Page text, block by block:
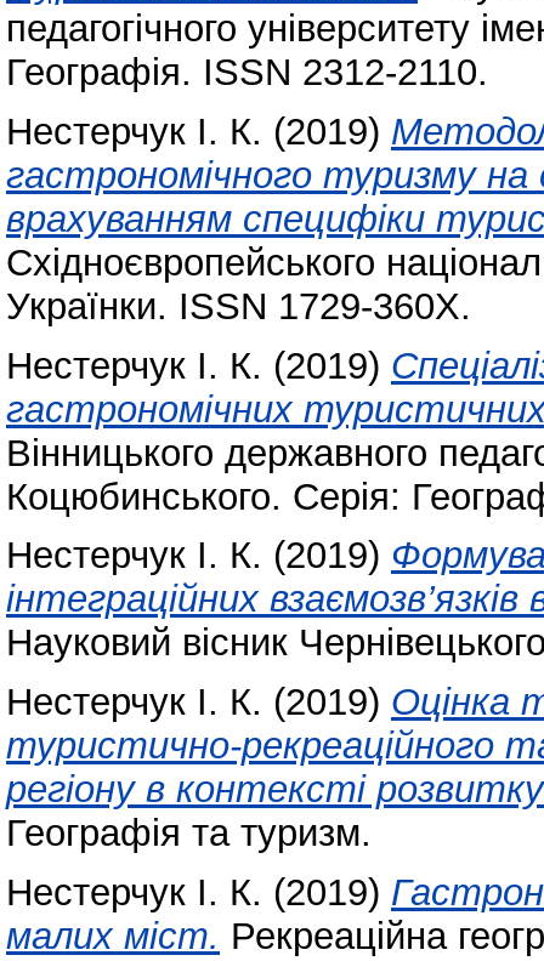
педагогічного університету
Географія. ISSN 2312-2110.
Нестерчук І. К. (2019)
гастрономічного туризму на
врахуванням специфіки
Східноєвропейського
Українки. ISSN 1729-360X.
Нестерчук І. К. (2019)
гастрономічних
Вінницького державного
Коцюбинського. Серія:
Нестерчук І. К. (2019)
інтеграційних
Науковий вісник
Нестерчук І. К. (2019) Оцінка
туристично-рекреаційного
регіону в контексті
Географія та туризм.
Нестерчук І. К. (2019)
малих міст. Рекреаційна